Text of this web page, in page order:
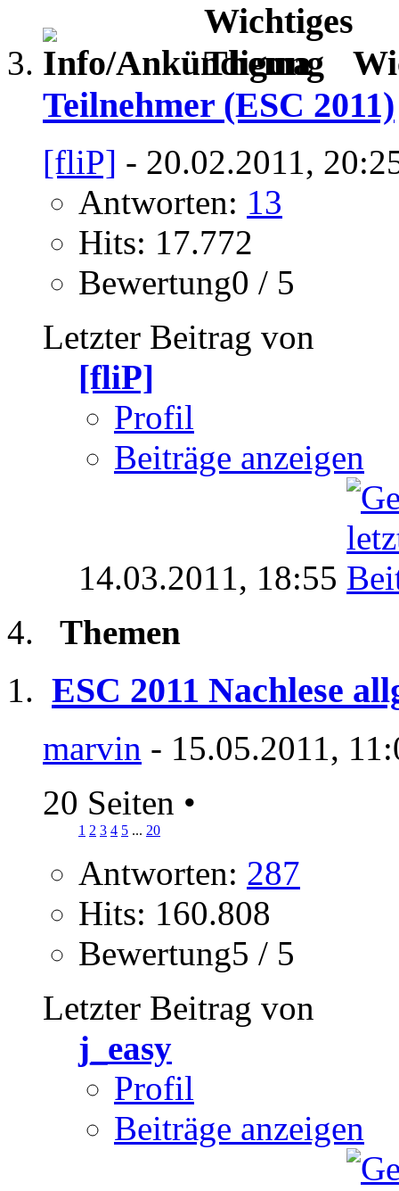
Teilnehmer (ESC 2011)
[fliP] - 20.02.2011,
Antworten: 13
Hits: 17.772
Bewertung0 / 5
Letzter Beitrag von
[fliP]
Profil
Beiträge anzeigen
14.03.2011, 18:55
Themen
ESC 2011 Nachlese
marvin - 15.05.2011,
20 Seiten •
1 2 3 4 5 ... 20
Antworten: 287
Hits: 160.808
Bewertung5 / 5
Letzter Beitrag von
j_easy
Profil
Beiträge anzeigen